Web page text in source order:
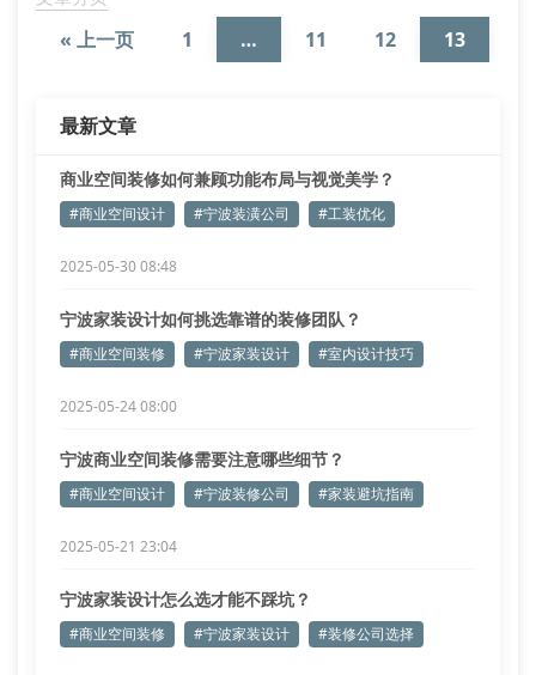
工资质证书以及设计师的执业资格证明。专业的施工团
« 上一页 1 … 11 12 13
最新文章
商业空间装修如何兼顾功能布局与视觉美学？
#商业空间设计 #宁波装潢公司 #工装优化
2025-05-30 08:48
宁波家装设计如何挑选靠谱的装修团队？
#商业空间装修 #宁波家装设计 #室内设计技巧
2025-05-24 08:00
宁波商业空间装修需要注意哪些细节？
#商业空间设计 #宁波装修公司 #家装避坑指南
2025-05-21 23:04
宁波家装设计怎么选才能不踩坑？
#商业空间装修 #宁波家装设计 #装修公司选择